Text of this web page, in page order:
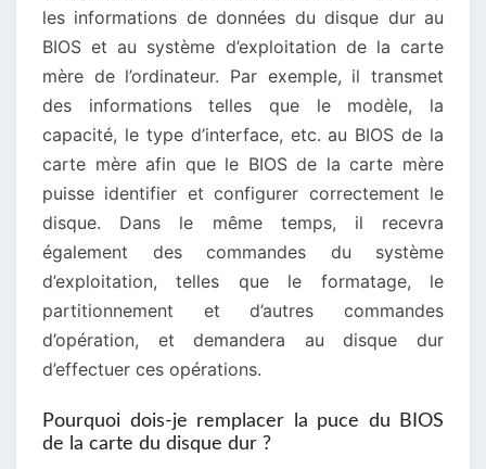
les informations de données du disque dur au
BIOS et au système d’exploitation de la carte
mère de l’ordinateur. Par exemple, il transmet
des informations telles que le modèle, la
capacité, le type d’interface, etc. au BIOS de la
carte mère afin que le BIOS de la carte mère
puisse identifier et configurer correctement le
disque. Dans le même temps, il recevra
également des commandes du système
d’exploitation, telles que le formatage, le
partitionnement et d’autres commandes
d’opération, et demandera au disque dur
d’effectuer ces opérations.
Pourquoi dois-je remplacer la puce du BIOS
de la carte du disque dur ?